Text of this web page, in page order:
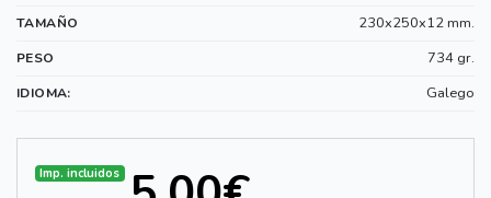
TAMAÑO 230x250x12 mm.
PESO 734 gr.
IDIOMA: Galego
Imp. incluidos